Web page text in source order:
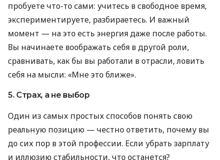
пробуете что-то сами: учитесь в свободное время,
экспериментируете, разбираетесь. И важный
момент — на это есть энергия даже после работы.
Вы начинаете воображать себя в другой роли,
сравнивать, как бы вы работали в отрасли, ловить
себя на мысли: «Мне это ближе».
5. Страх, а не выбор
Один из самых простых способов понять свою
реальную позицию — честно ответить, почему вы
до сих пор в этой профессии. Если убрать зарплату
и иллюзию стабильности, что останется?